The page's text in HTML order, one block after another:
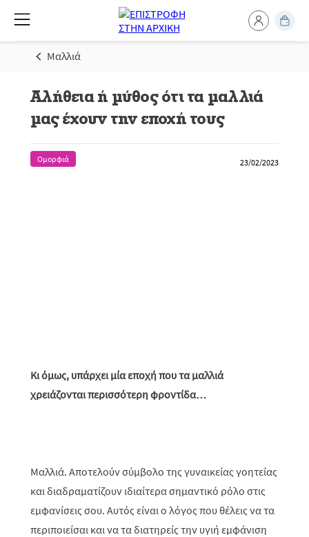
Μαλλιά
Αλήθεια ή μύθος ότι τα μαλλιά
μας έχουν την εποχή τους
Ομορφιά 23/02/2023
Κι όμως, υπάρχει μία εποχή που τα μαλλιά
χρειάζονται περισσότερη φροντίδα…
Μαλλιά. Αποτελούν σύμβολο της γυναικείας γοητείας
και διαδραματίζουν ιδιαίτερα σημαντικό ρόλο στις
εμφανίσεις σου. Αυτός είναι ο λόγος που θέλεις να τα
περιποιείσαι και να τα διατηρείς την υγιή εμφάνιση